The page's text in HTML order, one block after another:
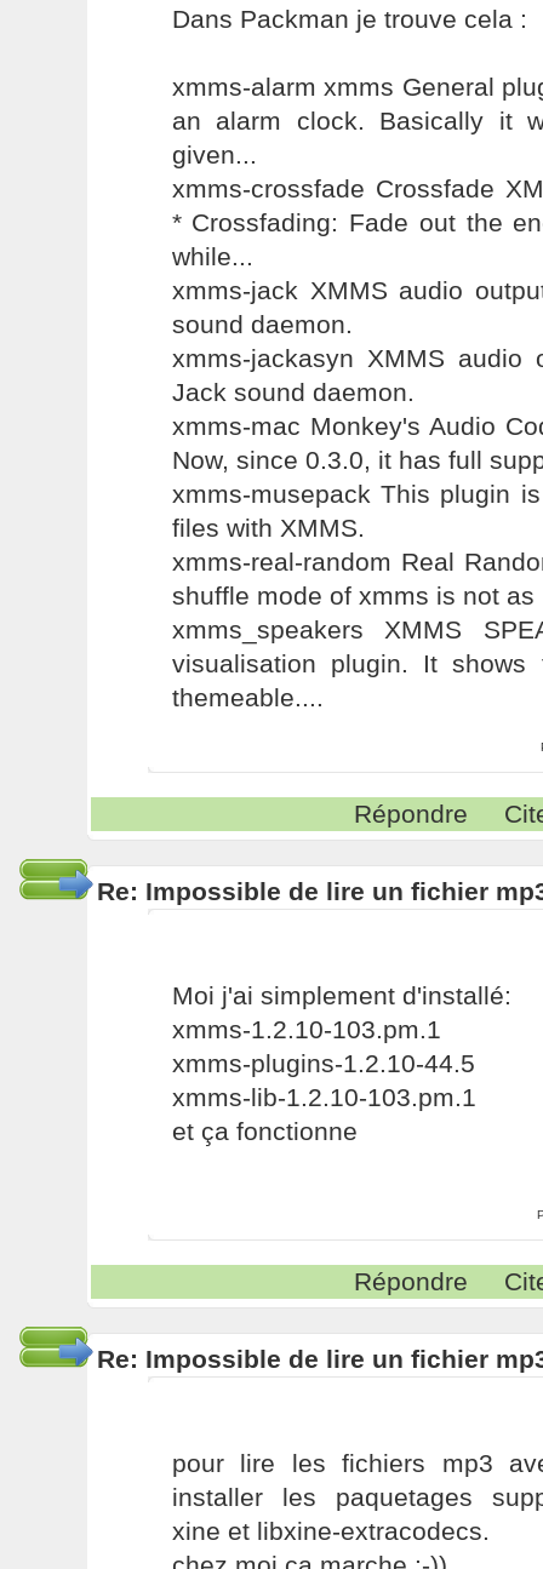
Dans Packman je trouve cela :
xmms-alarm xmms General
an alarm clock. Basically it
given...
xmms-crossfade Crossfade
* Crossfading: Fade out the
while...
xmms-jack XMMS audio
sound daemon.
xmms-jackasyn XMMS audio
Jack sound daemon.
xmms-mac Monkey's Audio
Now, since 0.3.0, it has full
xmms-musepack This plugin
files with XMMS.
xmms-real-random Real
shuffle mode of xmms is not as
xmms_speakers XMMS
visualisation plugin. It
themeable....
Répondre
Re: Impossible de lire un fichier
Moi j'ai simplement d'installé:
xmms-1.2.10-103.pm.1
xmms-plugins-1.2.10-44.5
xmms-lib-1.2.10-103.pm.1
et ça fonctionne
Répondre
Re: Impossible de lire un fichier
pour lire les fichiers mp3
installer les paquetages
xine et libxine-extracodecs.